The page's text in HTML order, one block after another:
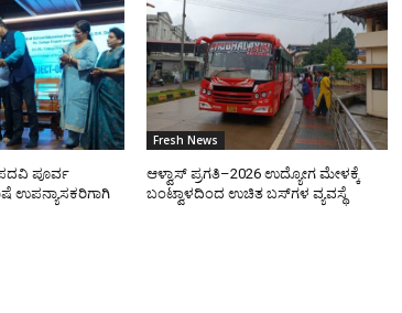
ಪೂರ್ವ
ಉಪನ್ಯಾಸಕರಿಗಾಗಿ
Fresh News
ಆಳ್ವಾಸ್ ಪ್ರಗತಿ–2026 ಉದ್ಯೋಗ ಮೇಳಕ್ಕೆ
ಬಂಟ್ವಾಳದಿಂದ ಉಚಿತ ಬಸ್‌ಗಳ ವ್ಯವಸ್ಥೆ